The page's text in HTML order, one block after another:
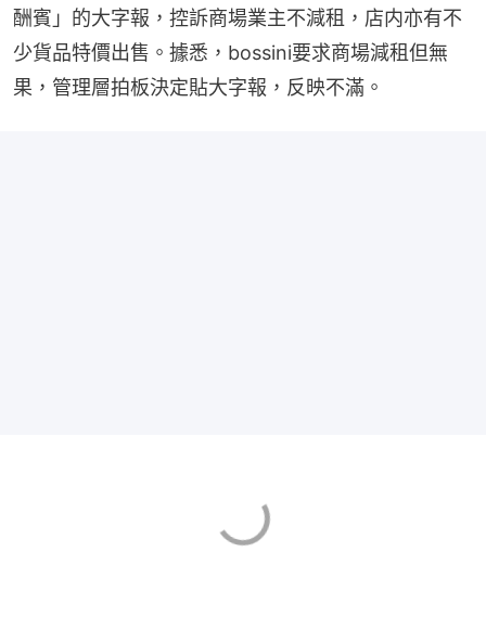
酬賓」的大字報，控訴商場業主不減租，店内亦有不
少貨品特價出售。據悉，bossini要求商場減租但無
果，管理層拍板決定貼大字報，反映不滿。